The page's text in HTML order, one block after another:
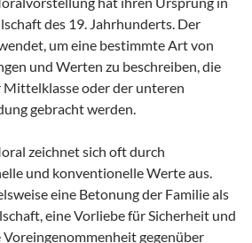
des 19. Jahrhunderts. Der
um eine bestimmte Art von
und Werten zu beschreiben, die
oder der unteren
gebracht werden.
zeichnet sich oft durch
und konventionelle Werte aus.
eine Betonung der Familie als
eine Vorliebe für Sicherheit und
gegenüber